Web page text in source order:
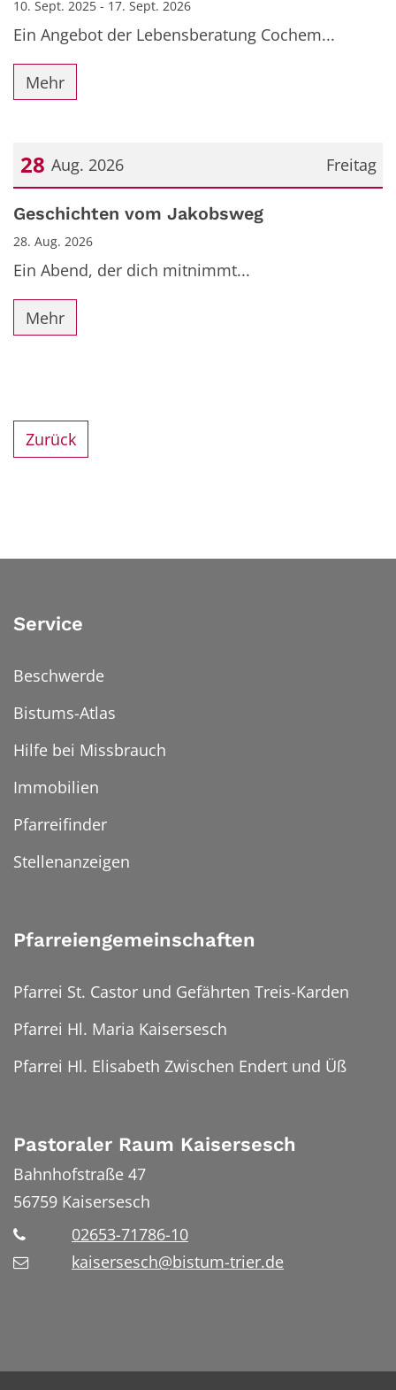
10. Sept. 2025 - 17. Sept. 2026
Ein Angebot der Lebensberatung Cochem...
Mehr
Freitag
28 Aug. 2026
Datum: 28. August 2026
Geschichten vom Jakobsweg
28. Aug. 2026
Ein Abend, der dich mitnimmt...
Mehr
Zurück
Service
Beschwerde
Bistums-Atlas
Hilfe bei Missbrauch
Immobilien
Pfarreifinder
Stellenanzeigen
Pfarreiengemeinschaften
Pfarrei St. Castor und Gefährten Treis-Karden
Pfarrei Hl. Maria Kaisersesch
Pfarrei Hl. Elisabeth Zwischen Endert und Üß
Pastoraler Raum Kaisersesch
Bahnhofstraße 47
56759 Kaisersesch
02653-71786-10
kaisersesch@bistum-trier.de